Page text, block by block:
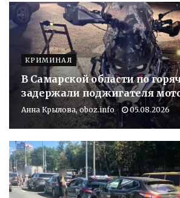
КРИМИНАЛ
В Самарской области по
задержали поджигателя
Анна Крылова, oboz.info 05.08.2026